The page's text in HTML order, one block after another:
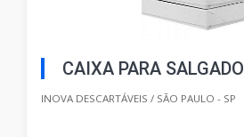
CAIXA PARA SALGADO
INOVA DESCARTÁVEIS / SÃO PAULO - SP